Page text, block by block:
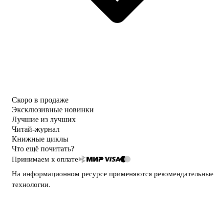
Скоро в продаже
Эксклюзивные новинки
Лучшие из лучших
Читай-журнал
Книжные циклы
Что ещё почитать?
Принимаем к оплате
На информационном ресурсе применяются рекомендательные
технологии.